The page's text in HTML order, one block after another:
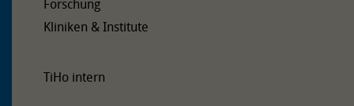
Forschung
Kliniken & Institute
TiHo intern